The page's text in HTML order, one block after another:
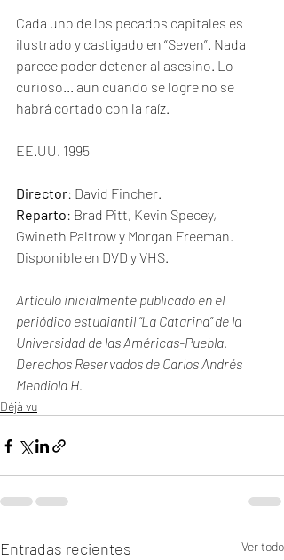
Cada uno de los pecados capitales es
ilustrado y castigado en “Seven”. Nada
parece poder detener al asesino. Lo
curioso... aun cuando se logre no se
habrá cortado con la raíz.
EE.UU. 1995
Director: David Fincher.
Reparto: Brad Pitt, Kevin Specey,
Gwineth Paltrow y Morgan Freeman.
Disponible en DVD y VHS.
Artículo inicialmente publicado en el
periódico estudiantil “La Catarina” de la
Universidad de las Américas-Puebla.
Derechos Reservados de Carlos Andrés
Mendiola H.
Déjà vu
Entradas recientes Ver todo